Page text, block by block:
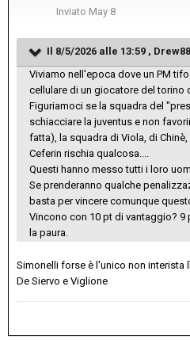
Inviato May 8
Il 8/5/2026 alle 13:59 ,
Viviamo nell'epoca dove un PM
cellulare di un giocatore del torino
Figuriamoci se la squadra del
schiacciare la juventus e non
fatta), la squadra di Viola, di Chinè,
Ceferin rischia qualcosa....
Questi hanno messo tutti i loro
Se prenderanno qualche
basta per vincere comunque
Vincono con 10 pt di vantaggio?
la paura.
Simonelli forse è l'unico non interista
De Siervo e Viglione